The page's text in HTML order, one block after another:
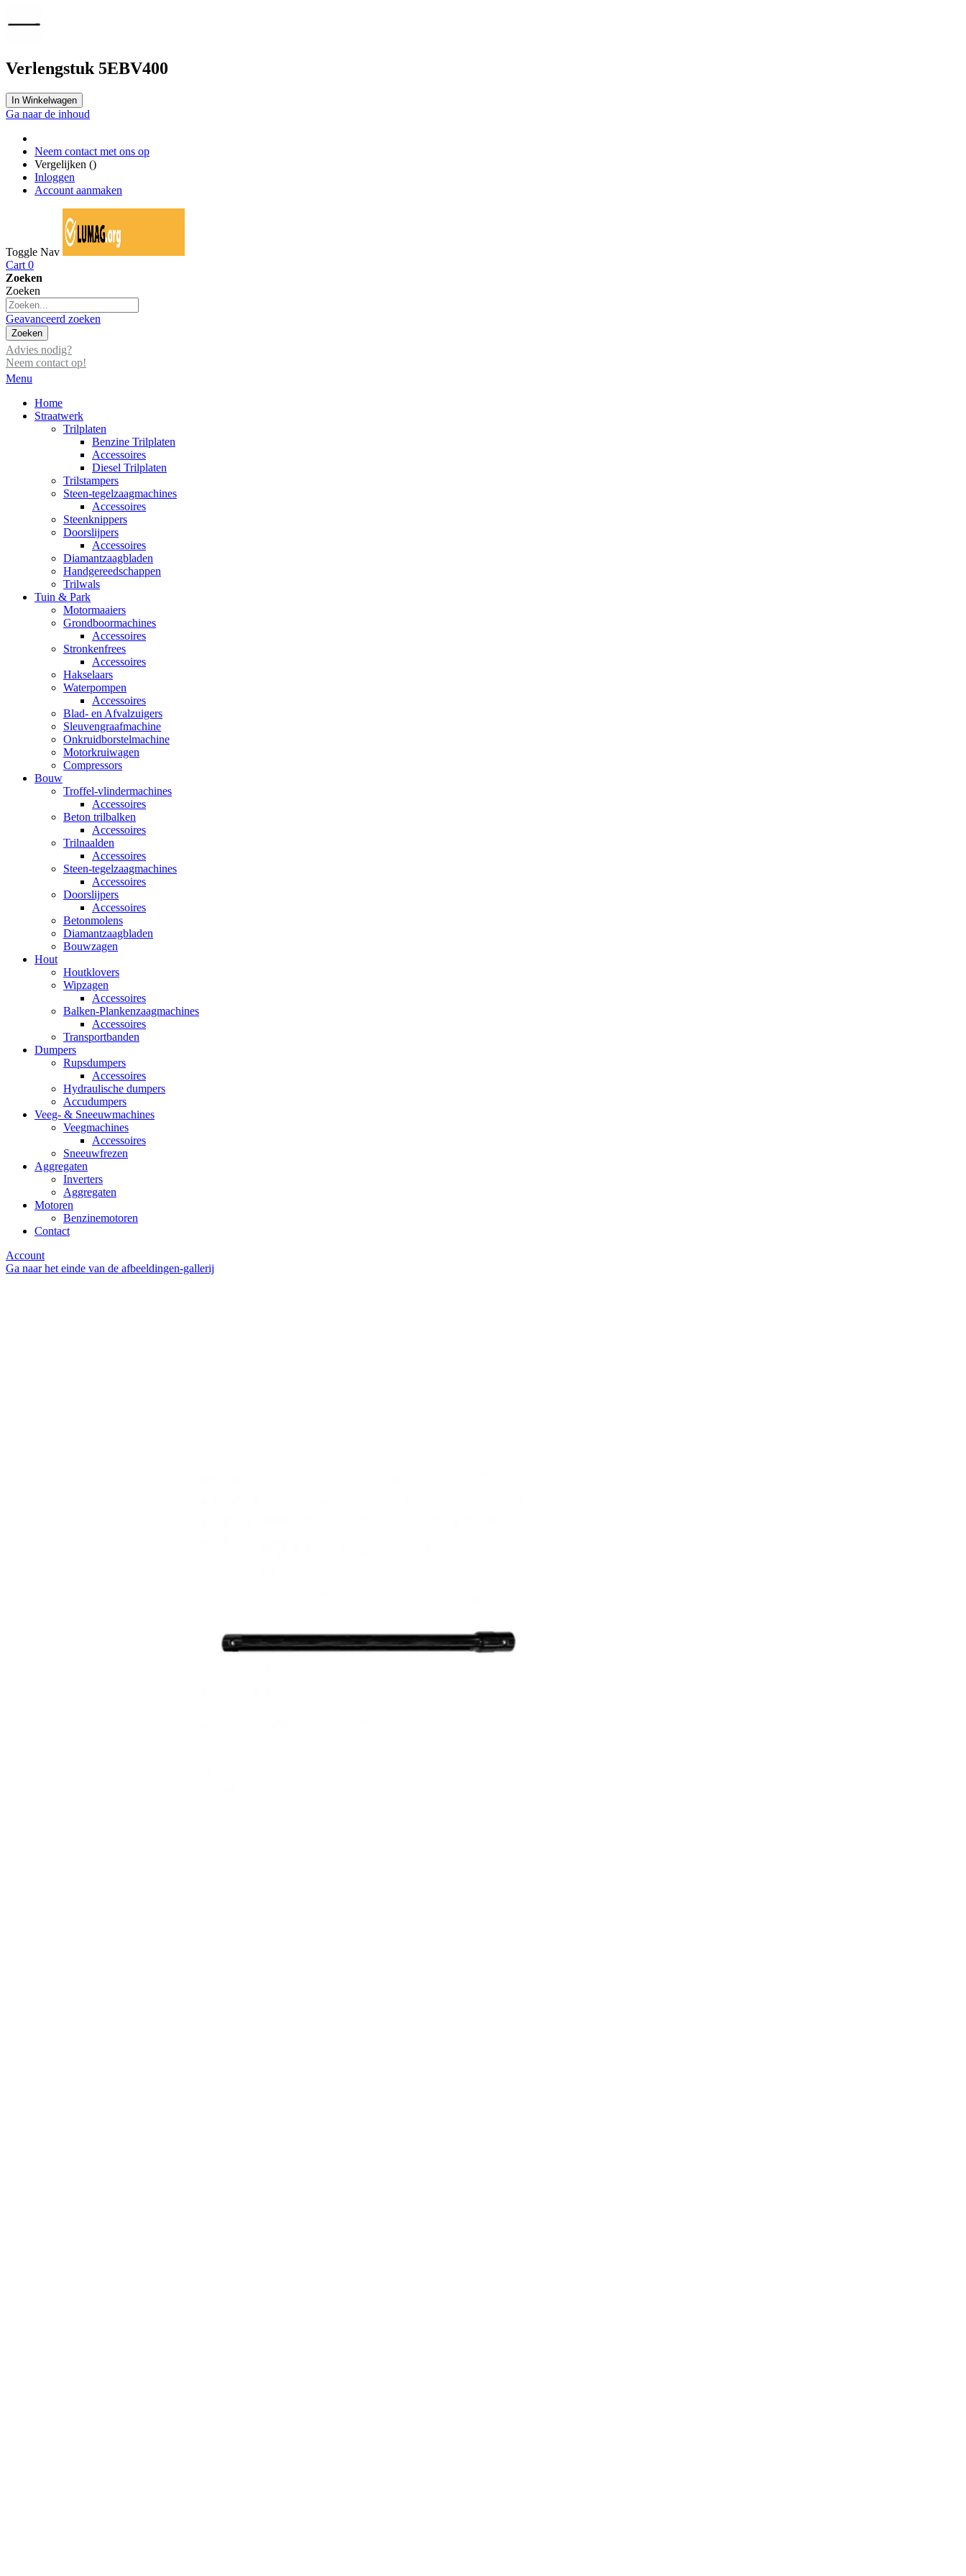
Verlengstuk 5EBV400
In Winkelwagen
Ga naar de inhoud
Neem contact met ons op
Vergelijken ()
Inloggen
Account aanmaken
Toggle Nav
Cart 0
Zoeken
Zoeken
Geavanceerd zoeken
Zoeken
Advies nodig?
Neem contact op!
Menu
Home
Straatwerk
Trilplaten
Benzine Trilplaten
Accessoires
Diesel Trilplaten
Trilstampers
Steen-tegelzaagmachines
Accessoires
Steenknippers
Doorslijpers
Accessoires
Diamantzaagbladen
Handgereedschappen
Trilwals
Tuin & Park
Motormaaiers
Grondboormachines
Accessoires
Stronkenfrees
Accessoires
Hakselaars
Waterpompen
Accessoires
Blad- en Afvalzuigers
Sleuvengraafmachine
Onkruidborstelmachine
Motorkruiwagen
Compressors
Bouw
Troffel-vlindermachines
Accessoires
Beton trilbalken
Accessoires
Trilnaalden
Accessoires
Steen-tegelzaagmachines
Accessoires
Doorslijpers
Accessoires
Betonmolens
Diamantzaagbladen
Bouwzagen
Hout
Houtklovers
Wipzagen
Accessoires
Balken-Plankenzaagmachines
Accessoires
Transportbanden
Dumpers
Rupsdumpers
Accessoires
Hydraulische dumpers
Accudumpers
Veeg- & Sneeuwmachines
Veegmachines
Accessoires
Sneeuwfrezen
Aggregaten
Inverters
Aggregaten
Motoren
Benzinemotoren
Contact
Account
Ga naar het einde van de afbeeldingen-gallerij